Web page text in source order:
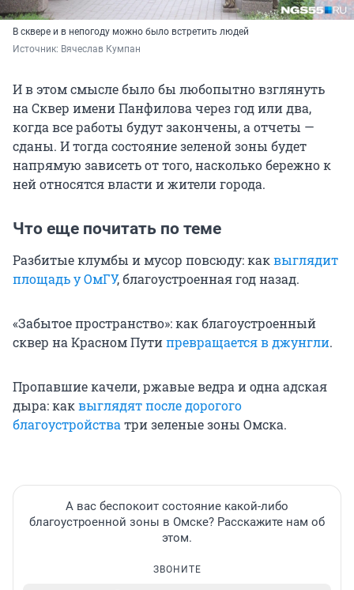
В сквере и в непогоду можно было встретить людей
Источник: Вячеслав Кумпан
И в этом смысле было бы любопытно взглянуть
на Сквер имени Панфилова через год или два,
когда все работы будут закончены, а отчеты —
сданы. И тогда состояние зеленой зоны будет
напрямую зависеть от того, насколько бережно к
ней относятся власти и жители города.
Что еще почитать по теме
Разбитые клумбы и мусор повсюду: каквыглядит
площадь у ОмГУ, благоустроенная год назад.
«Забытое пространство»: как благоустроенный
сквер на Красном Путипревращается в джунгли.
Пропавшие качели, ржавые ведра и одна адская
дыра: каквыглядят после дорогого
благоустройства три зеленые зоны Омска.
А вас беспокоит состояние какой-либо
благоустроенной зоны в Омске? Расскажите нам об
этом.
ЗВОНИТЕ